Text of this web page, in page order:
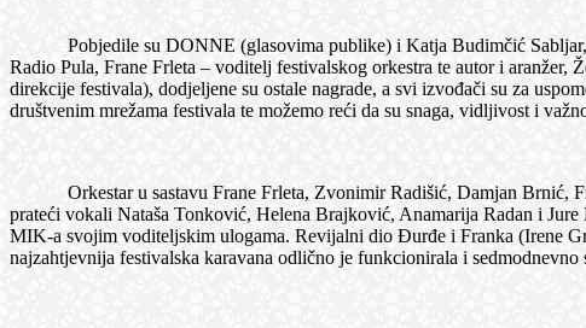
Pobjedile su DONNE (glasovima publike) i Katja Budimčić Sabljar,
Radio Pula, Frane Frleta – voditelj festivalskog orkestra te autor i
direkcije festivala), dodjeljene su ostale nagrade, a svi izvođači su za
društvenim mrežama festivala te možemo reći da su snaga, vidljivost i
Orkestar u sastavu Frane Frleta, Zvonimir Radišić, Damjan Brnić,
prateći vokali Nataša Tonković, Helena Brajković, Anamarija Radan i
MIK-a svojim voditeljskim ulogama. Revijalni dio Đurđe i Franka (Irene
najzahtjevnija festivalska karavana odlično je funkcionirala i